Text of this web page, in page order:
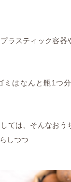
ラスティック容器
ミはなんと瓶1つ
ては、そんなおう
しつつ